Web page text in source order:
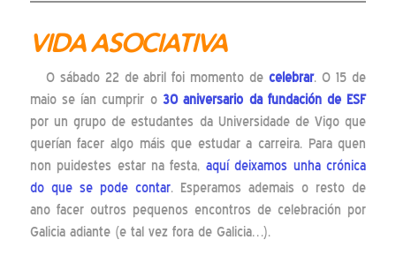
VIDA ASOCIATIVA
O sábado 22 de abril foi momento decelebrar. O 15 de
maio se ían cumprir o 30 aniversario da fundación de ESF
por un grupo de estudantes da Universidade de Vigo que
querían facer algo máis que estudar a carreira. Para quen
non puidestes estar na festa, aquí deixamos unha crónica
do que se pode contar. Esperamos ademais o resto de
ano facer outros pequenos encontros de celebración por
Galicia adiante (e tal vez fora de Galicia…).